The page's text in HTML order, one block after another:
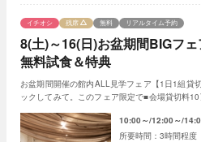
8(土)～16(日)お盆期間BIGフ
無料試食＆特典
イチオシ 残席 無料 リアルタイム予約
お盆期間開催の館内ALL見学フェア【1日1組貸
ックしてみて。このフェア限定で■会場貸切料
10:00～ 12:00～
3時間程度